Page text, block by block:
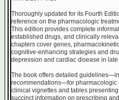
Thoroughly updated for its Fourth
reference on the pharmacologic
This edition provides complete
established drugs, and clinically
chapters cover genes,
cognitive-enhancing strategies and
depression and cardiac disease in late
The book offers detailed
recommendations—for pharmacologic
clinical vignettes and tables
succinct information on prescribing